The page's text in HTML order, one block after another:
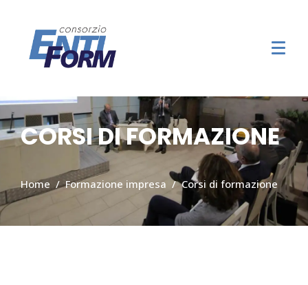
CORSI DI FORMAZIONE
Home Formazione impresa Corsi di formazione